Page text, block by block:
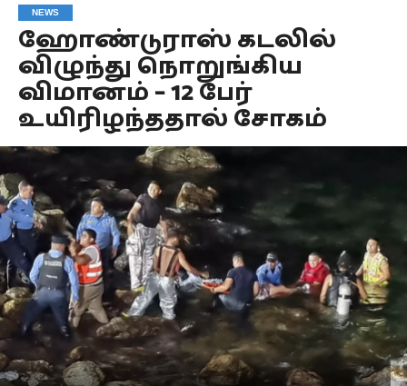
NEWS
ஹோண்டுராஸ் கடலில்
விழுந்து நொறுங்கிய
விமானம் – 12 பேர்
உயிரிழந்ததால் சோகம்